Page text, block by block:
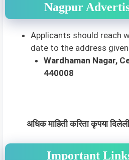
Nagpur
Applicants should reach
date to the address
Wardhaman Nagar,
440008
अधिक माहिती करिता कृपया
Important